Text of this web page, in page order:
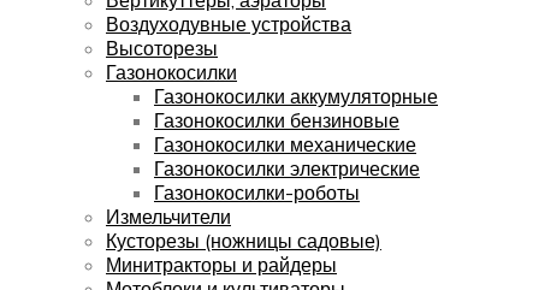
Воздуходувные устройства
Высоторезы
Газонокосилки
Газонокосилки аккумуляторные
Газонокосилки бензиновые
Газонокосилки механические
Газонокосилки электрические
Газонокосилки-роботы
Измельчители
Кусторезы (ножницы садовые)
Минитракторы и райдеры